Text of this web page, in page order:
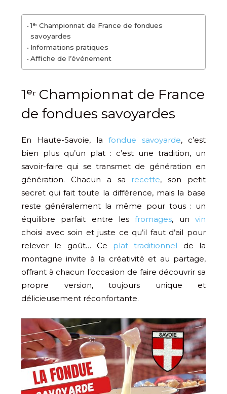
1ᵉʳ Championnat de France de fondues
savoyardes
Informations pratiques
Affiche de l’événement
1ᵉʳ Championnat de France
de fondues savoyardes
En Haute-Savoie, la fondue savoyarde, c’est
bien plus qu’un plat : c’est une tradition, un
savoir-faire qui se transmet de génération en
génération. Chacun a sa recette, son petit
secret qui fait toute la différence, mais la base
reste généralement la même pour tous : un
équilibre parfait entre lesfromages, unvin
choisi avec soin et juste ce qu’il faut d’ail pour
relever le goût… Ce plat traditionnel de la
montagne invite à la créativité et au partage,
offrant à chacun l’occasion de faire découvrir sa
propre version, toujours unique et
délicieusement réconfortante.